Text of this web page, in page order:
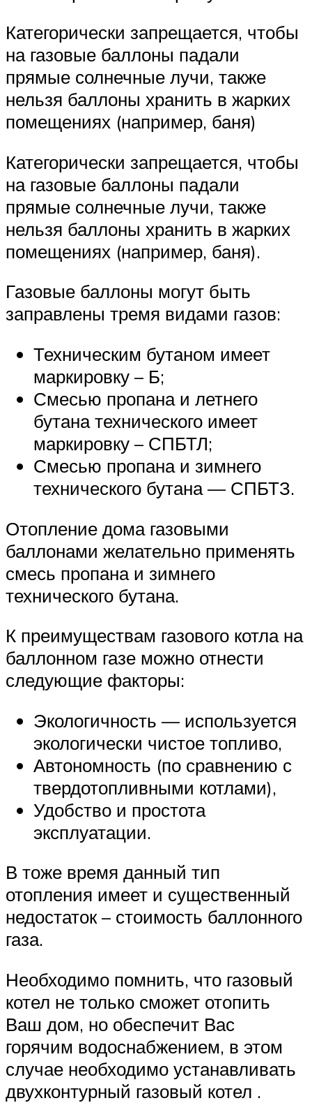
Категорически запрещается, чтобы
на газовые баллоны падали
прямые солнечные лучи, также
нельзя баллоны хранить в жарких
помещениях (например, баня)
Категорически запрещается, чтобы
на газовые баллоны падали
прямые солнечные лучи, также
нельзя баллоны хранить в жарких
помещениях (например, баня).
Газовые баллоны могут быть
заправлены тремя видами газов:
Техническим бутаном имеет
маркировку – Б;
Смесью пропана и летнего
бутана технического имеет
маркировку – СПБТЛ;
Смесью пропана и зимнего
технического бутана — СПБТЗ.
Отопление дома газовыми
баллонами желательно применять
смесь пропана и зимнего
технического бутана.
К преимуществам газового котла на
баллонном газе можно отнести
следующие факторы:
Экологичность — используется
экологически чистое топливо,
Автономность (по сравнению с
твердотопливными котлами),
Удобство и простота
эксплуатации.
В тоже время данный тип
отопления имеет и существенный
недостаток – стоимость баллонного
газа.
Необходимо помнить, что газовый
котел не только сможет отопить
Ваш дом, но обеспечит Вас
горячим водоснабжением, в этом
случае необходимо устанавливать
двухконтурный газовый котел .